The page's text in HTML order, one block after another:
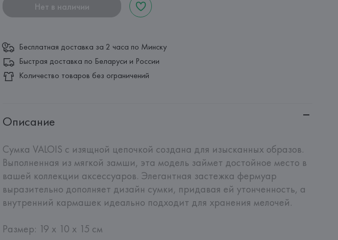
Нет в наличии
Бесплатная доставка за 2 часа по Минску
Быстрая доставка по Беларуси и России
Количество товаров без ограничений
Описание
Сумка VALOIS с изящной цепочкой создана для изысканных образов.
Выполненная из мягкой замши, эта модель займет достойное место в
вашей коллекции аксессуаров. Элегантная застежка фермуар
выразительно дополняет дизайн сумки, придавая ей утонченность, а
внутренний кармашек идеально подходит для хранения мелочей.
Размер: 19 x 10 x 15 см